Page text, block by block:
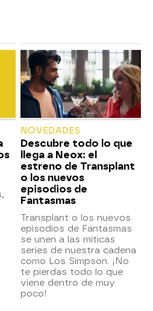
NOVEDADES
Descubre todo lo que
llega a Neox: el
estreno de Transplant
o los nuevos
episodios de
Fantasmas
Transplant o los nuevos
episodios de Fantasmas
se unen a las míticas
series de nuestra cadena
como Los Simpson. ¡No
te pierdas todo lo que
viene dentro de muy
poco!